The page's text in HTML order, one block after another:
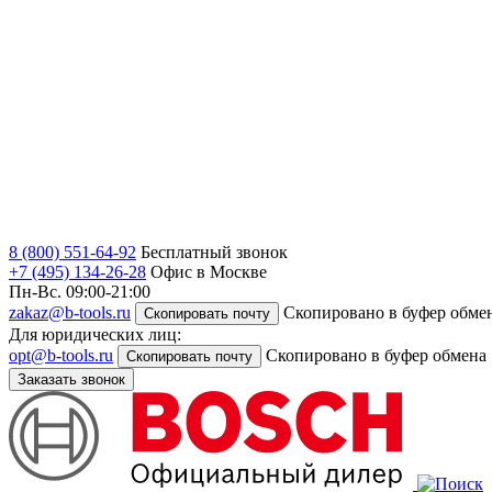
8 (800) 551-64-92 Бесплатный звонок
+7 (495) 134-26-28 Офис в Москве
Пн-Вс. 09:00-21:00
zakaz@b-tools.ru
Скопировать почту
Скопировано в буфер
Для юридических лиц:
opt@b-tools.ru
Скопировать почту Скопировано в буфер обмена
Заказать звонок